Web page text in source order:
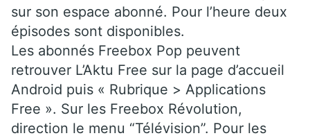
sur son espace abonné. Pour l’heure deux
épisodes sont disponibles.
Les abonnés Freebox Pop peuvent
retrouver L’Aktu Free sur la page d’accueil
Android puis « Rubrique > Applications
Free ». Sur les Freebox Révolution,
direction le menu “Télévision”. Pour les